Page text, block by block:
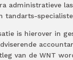
administratieve
tandarts-
is hierover in
van de WNT